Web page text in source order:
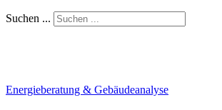
Suchen ...
Energieberatung & Gebäudeanalyse